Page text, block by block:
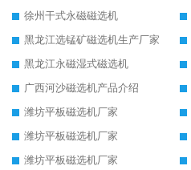
徐州干式永磁磁选机
黑龙江选锰矿磁选机生产厂家
黑龙江永磁湿式磁选机
广西河沙磁选机产品介绍
潍坊平板磁选机厂家
潍坊平板磁选机厂家
潍坊平板磁选机厂家